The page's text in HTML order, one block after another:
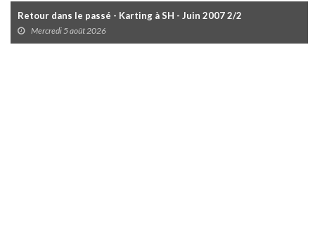
Retour dans le passé - Karting à SH - Juin 2007 2/2
Mercredi 5 août 2026